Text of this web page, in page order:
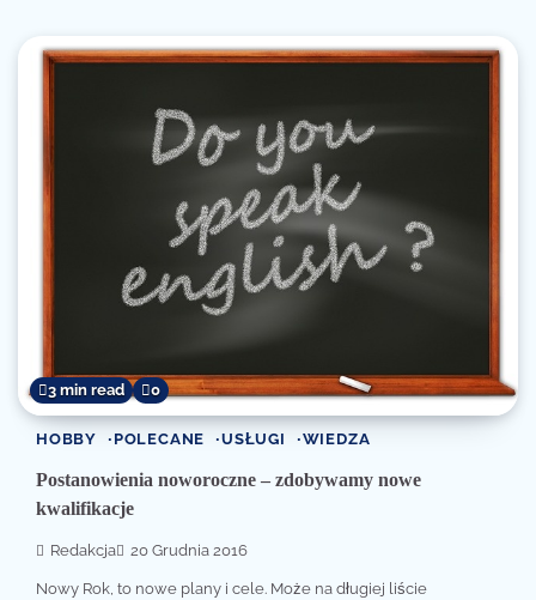
3 min read 0
HOBBY POLECANE USŁUGI WIEDZA
Postanowienia noworoczne – zdobywamy nowe
kwalifikacje
Redakcja 20 Grudnia 2016
Nowy Rok, to nowe plany i cele. Może na długiej liście